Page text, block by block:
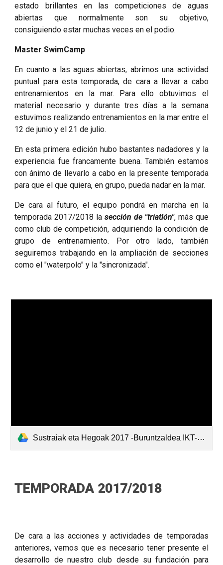
estado brillantes en las competiciones de aguas
abiertas que normalmente son su objetivo,
consiguiendo estar muchas veces en el podio.
Master SwimCamp
En cuanto a las aguas abiertas, abrimos una actividad
puntual para esta temporada, de cara a llevar a cabo
entrenamientos en la mar. Para ello obtuvimos el
material necesario y durante tres días a la semana
estuvimos realizando entrenamientos en la mar entre el
12 de junio y el 21 de julio.
En esta primera edición hubo bastantes nadadores y la
experiencia fue francamente buena. También estamos
con ánimo de llevarlo a cabo en la presente temporada
para que el que quiera, en grupo, pueda nadar en la mar.
De cara al futuro, el equipo pondrá en marcha en la
temporada 2017/2018 lasección de "triatlón", más que
como club de competición, adquiriendo la condición de
grupo de entrenamiento. Por otro lado, también
seguiremos trabajando en la ampliación de secciones
como el "waterpolo" y la "sincronizada".
Sustraiak eta Hegoak 2017 -Buruntzaldea IKT-.pdf
TEMPORADA 2017/2018
De cara a las acciones y actividades de temporadas
anteriores, vemos que es necesario tener presente el
desarrollo de nuestro club desde su fundación para